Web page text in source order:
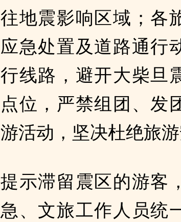
往地震影响区域；各
应急处置及道路通行
行线路，避开大柴旦
点位，严禁组团、发
游活动，坚决杜绝旅游
提示滞留震区的游客
急、文旅工作人员统